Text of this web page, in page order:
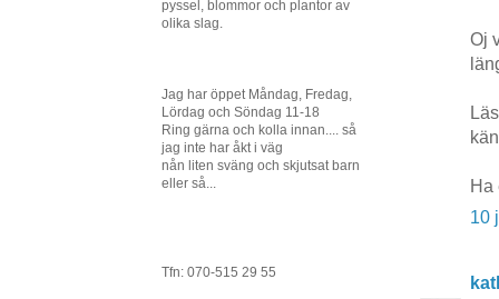
Oj
Ha
10
pyssel, blommor och plantor av
olika slag.
Jag har öppet Måndag, Fredag,
Lördag och Söndag 11-18
Ring gärna och kolla innan.... så
jag inte har åkt i väg
nån liten sväng och skjutsat barn
eller så...
Tfn: 070-515 29 55